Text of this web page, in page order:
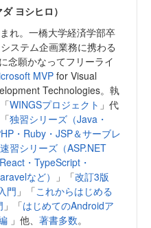
ヨシヒロ）
れ。一橋大学経済学部卒
ステム企画業務に携わる
念願かなってフリーライ
MVPfor Visual
Technologies。執
WINGSプロジェクト 」代
独習シリーズ（Java・
・Ruby・JSP＆サーブレ
速習シリーズ（ASP.NET
・TypeScript・
など）
」「改訂3版
門 」「これからはじめる
」「はじめてのAndroidア
」他、 著書多数。